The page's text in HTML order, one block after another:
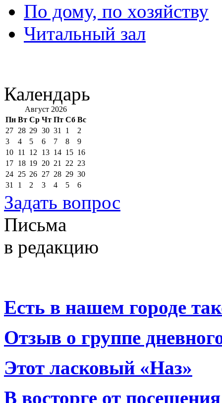
По дому, по хозяйству
Читальный зал
Календарь
Август 2026
Пн Вт Ср Чт Пт Сб Вс
27 28 29 30 31 1
2
3
4 5 6 7 8
9
10 11 12 13 14 15 16
17 18 19 20 21 22 23
24 25 26 27 28 29 30
31
1 2 3 4 5 6
Задать вопрос
Письма
в редакцию
Есть в нашем городе
Отзыв о группе
Этот ласковый «Наз»
В восторге от